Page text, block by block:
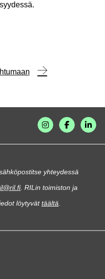
yhteydessä
. RILin toimiston ja
löytyvättäältä